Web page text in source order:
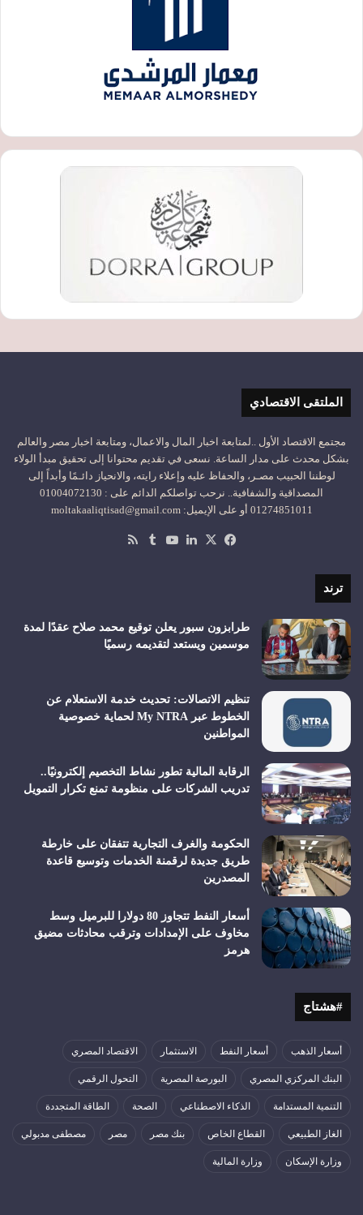
الملتقى الاقتصادي
مجتمع الاقتصاد الأول ..لمتابعة اخبار المال والاعمال، ومتابعة اخبار مصر والعالم
بشكل محدث على مدار الساعة. نسعى في تقديم محتوانا إلى تحقيق مبدأ الولاء
لوطننا الحبيب مصـر، والحفاظ عليه وإعلاء رايته، والانحياز دائـمًا وأبداً إلى
المصداقية والشفافية.. نرحب تواصلكم الدائم على : 01004072130
01274851011 أو على الإيميل: moltakaaliqtisad@gmail.com
فيسبوك
‫X لينكدإن‫YouTube
ترند
طرابزون سبور يعلن توقيع محمد صلاح عقدًا لمدة
موسمين ويستعد لتقديمه رسميًا
تنظيم الاتصالات: تحديث خدمة الاستعلام عن
الخطوط عبر My NTRA لحماية خصوصية
المواطنين
الرقابة المالية تطور نشاط التخصيم إلكترونيًا..
تدريب الشركات على منظومة تمنع تكرار التمويل
الحكومة والغرف التجارية تتفقان على خارطة
طريق جديدة لرقمنة الخدمات وتوسيع قاعدة
المصدرين
أسعار النفط تتجاوز 80 دولارا للبرميل وسط
مخاوف على الإمدادات وترقب محادثات مضيق
هرمز
#هشتاج
أسعار الذهب أسعار النفط الاستثمار الاقتصاد المصري
البنك المركزي المصري البورصة المصرية التحول الرقمي
التنمية المستدامة الذكاء الاصطناعي الصحة الطاقة المتجددة
الغاز الطبيعي القطاع الخاص بنك مصر مصر مصطفى مدبولي
وزارة الإسكان وزارة المالية